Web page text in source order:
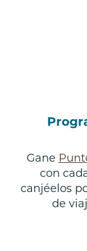
Gane
con
canjéelos
de